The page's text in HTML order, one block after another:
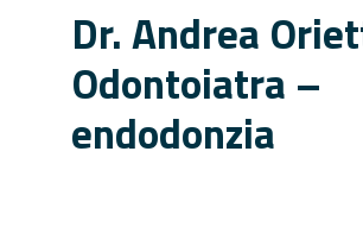
Dr. Andrea
Odontoiatra –
endodonzia